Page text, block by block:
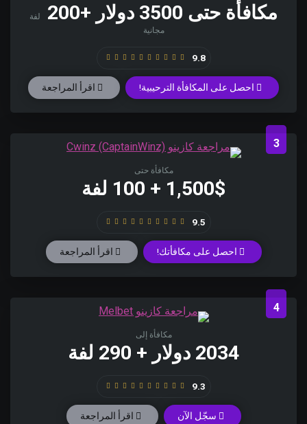
مكافأة حتى 3500 دولار +200
لفة
مجانية
9.8
احصل على المكافأة الترحيبية! اقرأ المراجعة
3
مكافأة حتى
1,500$ + 100 لفة
9.5
احصل على مكافأتك! اقرأ المراجعة
4
مكافأة إلى
2034 دولار + 290 لفة
9.3
سجّل الآن اقرأ المراجعة